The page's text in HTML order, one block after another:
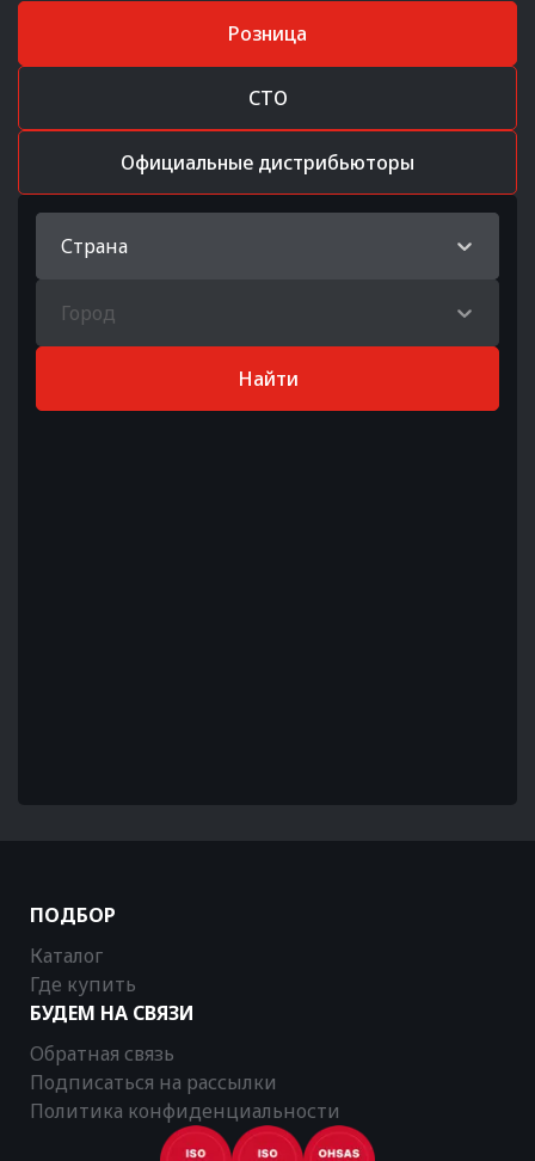
Розница
СТО
Официальные дистрибьюторы
Страна
Город
Найти
ПОДБОР
Каталог
Где купить
БУДЕМ НА СВЯЗИ
Обратная связь
Подписаться на рассылки
Политика конфиденциальности